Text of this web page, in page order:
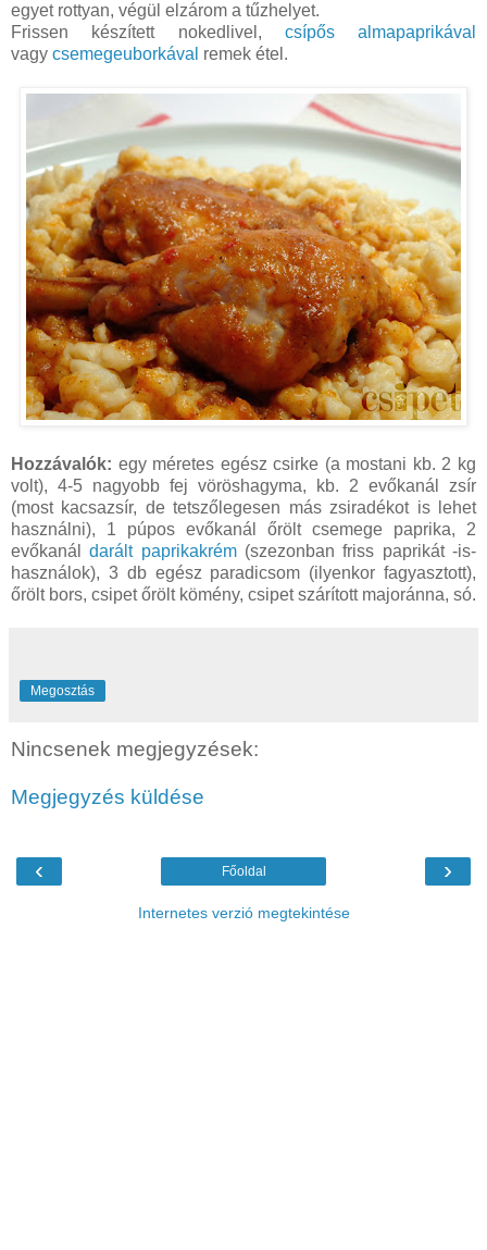
egyet rottyan, végül elzárom a tűzhelyet.
Frissen készített nokedlivel, csípős almapaprikával
vagy csemegeuborkával remek étel.
Hozzávalók: egy méretes egész csirke (a mostani kb. 2 kg
volt), 4-5 nagyobb fej vöröshagyma, kb. 2 evőkanál zsír
(most kacsazsír, de tetszőlegesen más zsiradékot is lehet
használni), 1 púpos evőkanál őrölt csemege paprika, 2
evőkanáldarált paprikakrém(szezonban friss paprikát -is-
használok), 3 db egész paradicsom (ilyenkor fagyasztott),
őrölt bors, csipet őrölt kömény, csipet szárított majoránna, só.
Megosztás
Nincsenek megjegyzések:
Megjegyzés küldése
‹ ›
Főoldal
Internetes verzió megtekintése